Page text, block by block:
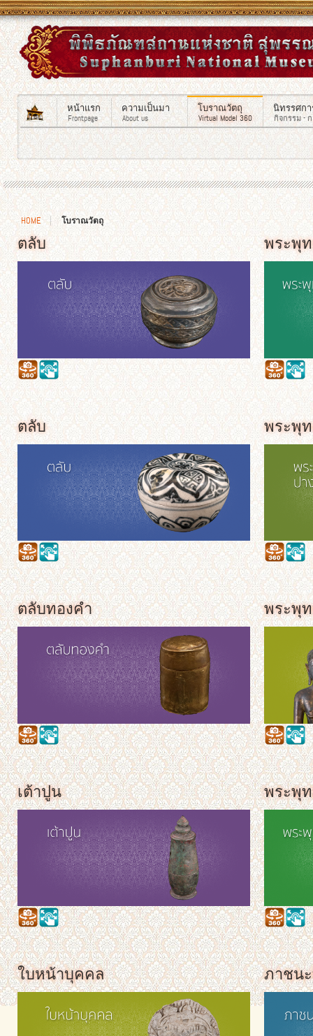
หน้าแรก
Frontpage
ความเป็นมา
About us
โบราณวัตถุ
Virtual Model 360
นิทรรศกา
กิจกรรม -
HOME โบราณวัตถุ
ตลับ
ตลับ
ตลับทองคำ
เต้าปูน
ใบหน้าบุคคล
พระพุ
พระพุ
พระพุ
พระพุ
ภาชนะ